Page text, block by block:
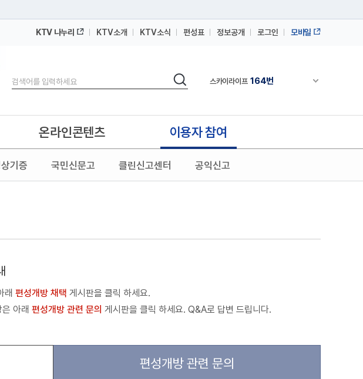
KTV 나누리 KTV소개 KTV소식 편성표 정보공개 로그인 모바일
검색
검색 채널안내 펼쳐
스카이라이프 164번
스카이라이프 164번
스카이라이프
온라인콘텐츠 이용자 참여
기증 국민신문고 클린신고센터 공익신고
래 편성개방 채택 게시판을 클릭 하세요.
아래 편성개방 관련 문의 게시판을 클릭 하세요. Q&A로 답변 드립니다.
편성개방 관련 문의